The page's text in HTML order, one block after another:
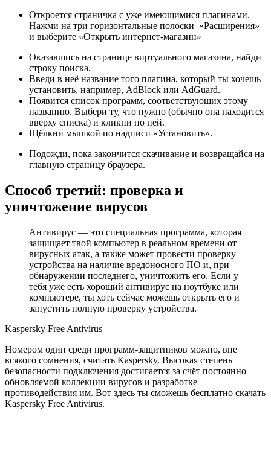
Откроется страничка с уже имеющимися плагинами.
Нажми на три горизонтальные полоски «Расширения»
и выберите «Открыть интернет-магазин»
Оказавшись на странице виртуального магазина, найди
строку поиска.
Введи в неё название того плагина, который ты хочешь
установить, например, AdBlock или AdGuard.
Появится список программ, соответствующих этому
названию. Выбери ту, что нужно (обычно она находится
вверху списка) и кликни по ней.
Щёлкни мышкой по надписи «Установить».
Подожди, пока закончится скачивание и возвращайся на
главную страницу браузера.
Способ третий: проверка и
уничтожение вирусов
Антивирус — это специальная программа, которая
защищает твой компьютер в реальном времени от
вирусных атак, а также может провести проверку
устройства на наличие вредоносного ПО и, при
обнаружении последнего, уничтожить его. Если у
тебя уже есть хороший антивирус на ноутбуке или
компьютере, ты хоть сейчас можешь открыть его и
запустить полную проверку устройства.
Kaspersky Free Antivirus
Номером один среди программ-защитников можно, вне
всякого сомнения, считать Kaspersky. Высокая степень
безопасности подключения достигается за счёт постоянно
обновляемой коллекции вирусов и разработке
противодействия им. Вот здесь ты сможешь бесплатно скачать
Kaspersky Free Antivirus.